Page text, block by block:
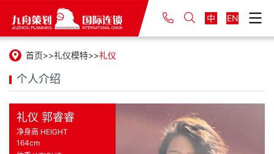
中 EN
首页 礼仪模特 礼仪
个人介绍
礼仪 郭睿睿
净身高 HEIGHT
164cm